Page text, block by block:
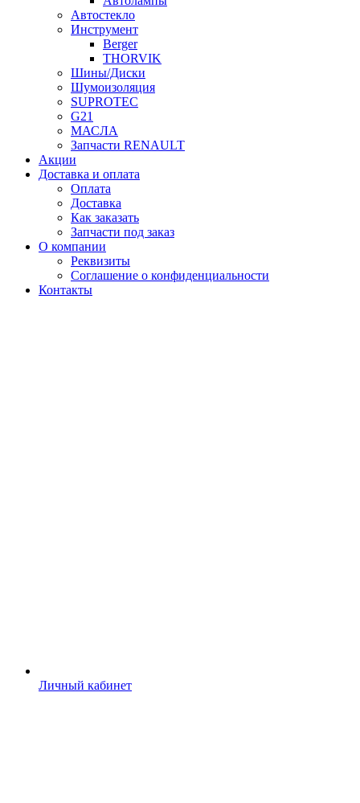
Автостекло
Инструмент
Berger
THORVIK
Шины/Диски
Шумоизоляция
SUPROTEC
G21
МАСЛА
Запчасти RENAULT
Акции
Доставка и оплата
Оплата
Доставка
Как заказать
Запчасти под заказ
О компании
Реквизиты
Соглашение о конфиденциальности
Контакты
Личный кабинет